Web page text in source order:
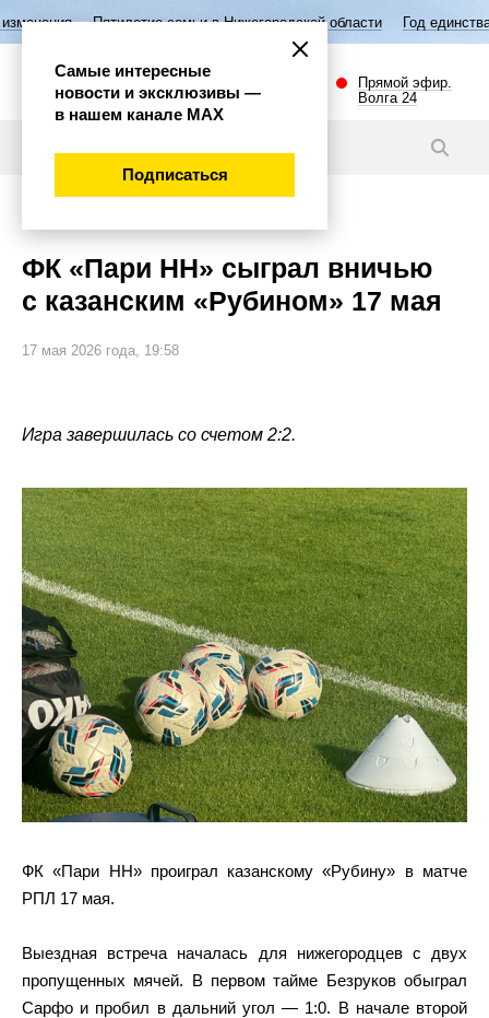
семьи в Нижегородской области Год единства народов России
Прямой эфир.
Волга 24
ФК «Пари НН» сыграл вничью
с казанским «Рубином» 17 мая
17 мая 2026 года, 19:58
Игра завершилась со счетом 2:2.
ФК «Пари НН» проиграл казанскому «Рубину» в матче
РПЛ 17 мая.
Выездная встреча началась для нижегородцев с двух
пропущенных мячей. В первом тайме Безруков обыграл
Сарфо и пробил в дальний угол — 1:0. В начале второй
Самые интересные
новости и эксклюзивы —
в нашем канале МАХ
Подписаться